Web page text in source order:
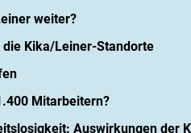
weiter?
Kika/Leiner-Standorte
Mitarbeitern?
Auswirkungen der